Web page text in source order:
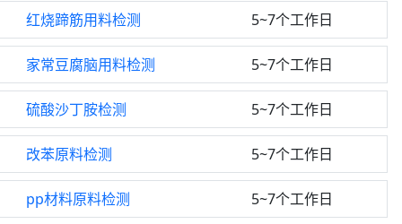
红烧蹄筋用料检测 5~7个工作日
家常豆腐脑用料检测 5~7个工作日
硫酸沙丁胺检测 5~7个工作日
改苯原料检测 5~7个工作日
pp材料原料检测 5~7个工作日